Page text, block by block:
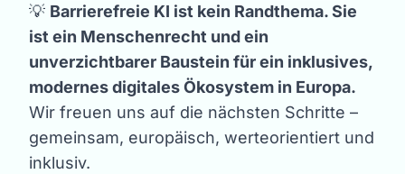
💡 Barrierefreie KI ist kein Randthema. Sie
ist ein Menschenrecht und ein
unverzichtbarer Baustein für ein inklusives,
modernes digitales Ökosystem in Europa.
Wir freuen uns auf die nächsten Schritte –
gemeinsam, europäisch, werteorientiert und
inklusiv.